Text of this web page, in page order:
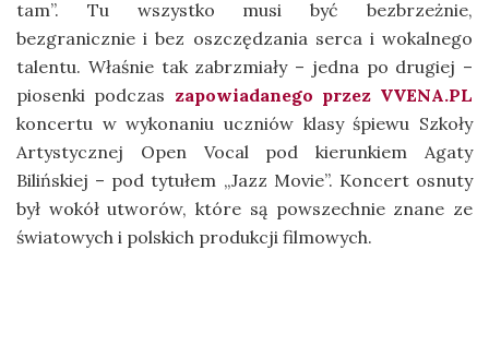
tam”. Tu wszystko musi być bezbrzeżnie,
bezgranicznie i bez oszczędzania serca i wokalnego
talentu. Właśnie tak zabrzmiały – jedna po drugiej –
piosenki podczas zapowiadanego przez VVENA.PL
koncertu w wykonaniu uczniów klasy śpiewu Szkoły
Artystycznej Open Vocal pod kierunkiem Agaty
Bilińskiej – pod tytułem „Jazz Movie”. Koncert osnuty
był wokół utworów, które są powszechnie znane ze
światowych i polskich produkcji filmowych.